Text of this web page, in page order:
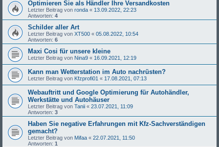
Optimieren Sie als Händler Ihre Versandkosten
Letzter Beitrag von ronda « 13.09.2022, 22:23
Antworten: 4
Schilder aller Art
Letzter Beitrag von XT500 « 05.08.2022, 10:54
Antworten: 6
Maxi Cosi für unsere kleine
Letzter Beitrag von Nina9 « 16.09.2021, 12:19
Kann man Wetterstation im Auto nachrüsten?
Letzter Beitrag von Kfzprofi01 « 17.08.2021, 07:13
Webauftritt und Google Optimierung für Autohändler,
Werkstätte und Autohäuser
Letzter Beitrag von Tanii « 23.07.2021, 11:09
Antworten: 3
Haben Sie negative Erfahrungen mit Kfz-Sachverständigen
gemacht?
Letzter Beitrag von Mifaa « 22.07.2021, 11:50
Antworten: 1